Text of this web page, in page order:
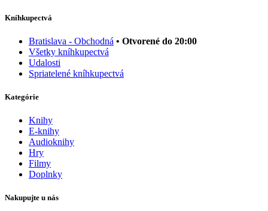
Kníhkupectvá
Bratislava - Obchodná • Otvorené do 20:00
Všetky kníhkupectvá
Udalosti
Spriatelené kníhkupectvá
Kategórie
Knihy
E-knihy
Audioknihy
Hry
Filmy
Doplnky
Nakupujte u nás